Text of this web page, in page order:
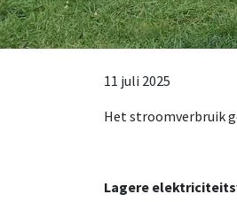
11 juli 2025
Het stroomverbruik
Lagere